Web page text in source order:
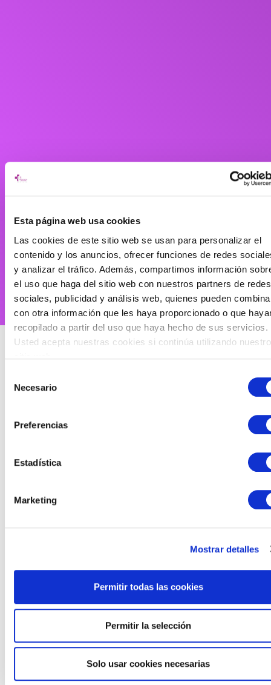
Esta página web usa cookies
Las cookies de este sitio web se usan para personalizar el
contenido y los anuncios, ofrecer funciones de redes
y analizar el tráfico. Además, compartimos información
el uso que haga del sitio web con nuestros partners de redes
sociales, publicidad y análisis web, quienes pueden
con otra información que les haya proporcionado o que
recopilado a partir del uso que haya hecho de sus servicios.
Usted acepta nuestras cookies si continúa utilizando nuestro
Necesario
Preferencias
Estadística
Marketing
Mostrar detalles
Permitir todas las cookies
Permitir la selección
Solo usar cookies necesarias
Veterinaria Alameda nació en
Córdoba, la clínica comenzó su andadura
vecinos de la Alameda de Hércules.
En1992nos trasladamos a nuestra sede actual
moderna con equipamiento de última generación.
Incorporamos radiología digital, ecografía y
laboratorio de análisis propio.
ampliamos nuestros servicios
con una tienda especializada, siempre con el
objetivo de ofrecer una atención integral bajo un
mismo techo.